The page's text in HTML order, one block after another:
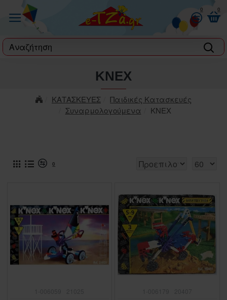
0 0
label
ΚΑΤΑΣΚΕΥΕΣ
Παιδικές Κατασκευές
Συναρμολογούμενα
KNEX
KNEX
0